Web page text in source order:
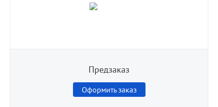
Предзаказ
Оформить заказ